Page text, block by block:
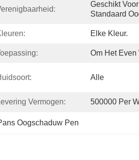
Geschikt
Standaard
Elke Kleur.
Om Het Even
Alle
Vermogen: 500000 Per
Oogschaduw Pen